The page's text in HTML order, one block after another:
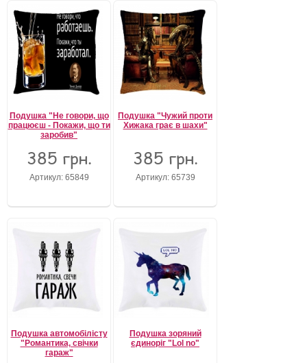
Подушка "Не говори, що
працюєш - Покажи, що ти
заробив"
385 грн.
Артикул: 65849
Подушка "Чужий проти
Хижака грає в шахи"
385 грн.
Артикул: 65739
Подушка автомобілісту
"Романтика, свічки
гараж"
Подушка зоряний
єдиноріг "Lol no"